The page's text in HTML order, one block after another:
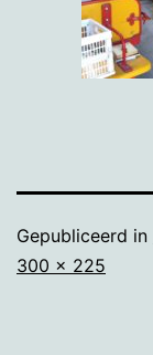
Gepubliceerd in
Volledige
300 × 225